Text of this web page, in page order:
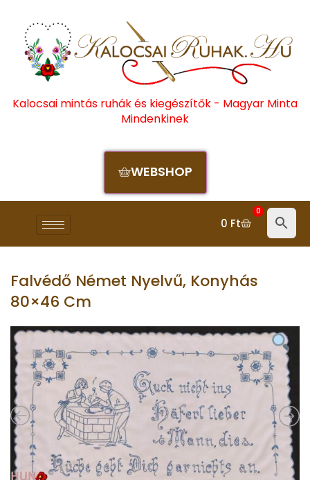
Kalocsai mintás ruhák és kiegészítők - Magyar Minta
Mindenkinek
WEBSHOP
0 Ft
0
Falvédő Német Nyelvű, Konyhás
80×46 Cm